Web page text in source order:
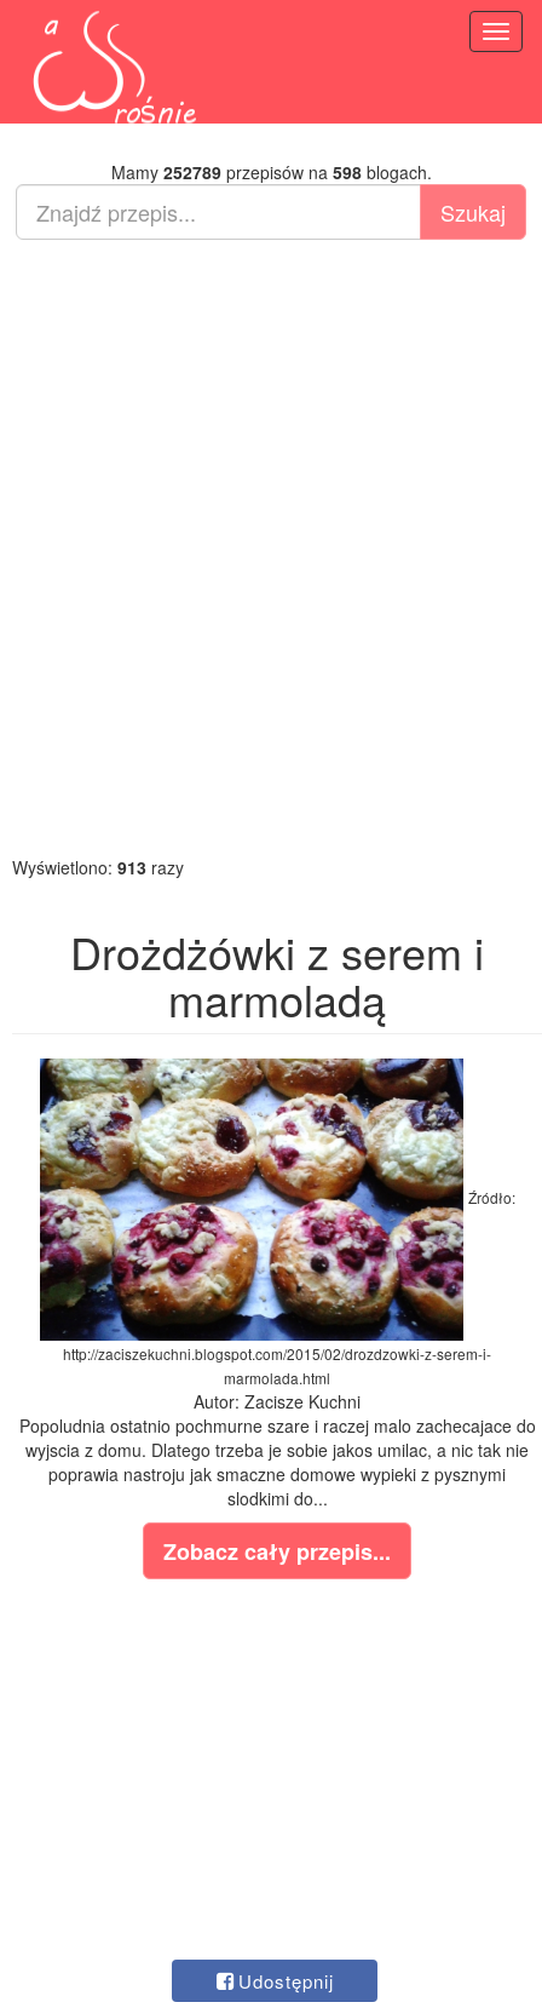
Mamy 252789przepisów na 598blogach.
Wyświetlono: 913 razy
Drożdżówki z serem i
marmoladą
Źródło:
http://zaciszekuchni.blogspot.com/2015/02/drozdzowki-z-serem-i-
marmolada.html
Autor: Zacisze Kuchni
Popoludnia ostatnio pochmurne szare i raczej malo zachecajace do
wyjscia z domu. Dlatego trzeba je sobie jakos umilac, a nic tak nie
poprawia nastroju jak smaczne domowe wypieki z pysznymi
slodkimi do...
Zobacz cały przepis...
Udostępnij